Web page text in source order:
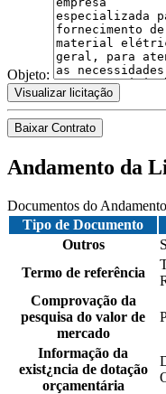
Objeto:
Visualizar licitação
Baixar Contrato
Andamento da
Documentos do
Tipo de Documento
Outros
Termo de referência
Comprovação da
pesquisa do valor de
mercado
Informação da
exist¿ncia de dotação
orçamentária